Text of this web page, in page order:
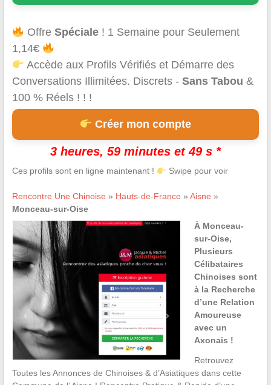
OffreSpéciale ! 1 Semaine pour Seulement
1,14€
Accède aux Profils Vérifiés et Démarre des
Conversations Illimitées. Discrets - Sans Tabou &
100 % Réels ! ! !
Créer mon compte
3 heures, 59 minutes et 49 s *
Ces profils sont en ligne maintenant ! Swipe pour voir
Rencontre Une Chinoise » Hauts-de-France » Aisne »
Monceau-sur-Oise
À Monceau-
sur-Oise,
Plusieurs
Célibataires
Chinoises sont
à la Recherche
d’une Relation
Amoureuse
avec un
Axonais !
Retrouvez
Toutes les Annonces de Chinoises & d’Asiatiques dans cette